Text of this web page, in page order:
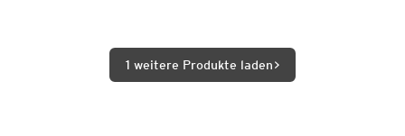
1 weitere Produkte laden